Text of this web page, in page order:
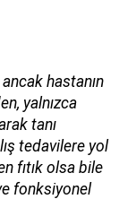
hastanın
yalnızca
tanı
tedavilere yol
fıtık olsa bile
fonksiyonel